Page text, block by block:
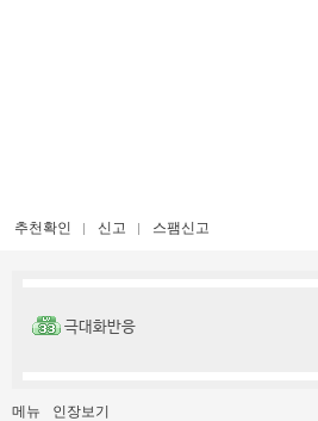
추천확인 신고 스팸신고
극대화반응
메뉴 인장보기